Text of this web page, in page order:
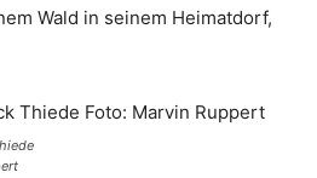
Wald in seinem Heimatdorf,
– Yorick Thiede